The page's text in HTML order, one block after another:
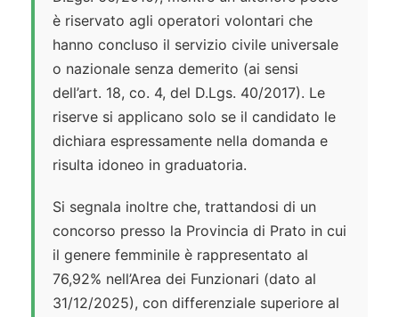
è riservato agli operatori volontari che
hanno concluso il servizio civile universale
o nazionale senza demerito (ai sensi
dell’art. 18, co. 4, del D.Lgs. 40/2017). Le
riserve si applicano solo se il candidato le
dichiara espressamente nella domanda e
risulta idoneo in graduatoria.
Si segnala inoltre che, trattandosi di un
concorso presso la Provincia di Prato in cui
il genere femminile è rappresentato al
76,92% nell’Area dei Funzionari (dato al
31/12/2025), con differenziale superiore al